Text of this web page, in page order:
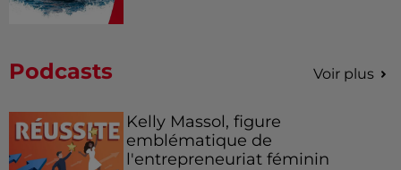
Podcasts Voir plus
Kelly Massol, figure
emblématique de
l'entrepreneuriat féminin